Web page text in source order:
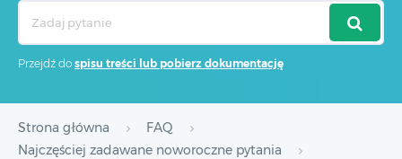
Przejdź do spisu treści lub pobierz dokumentację
Strona główna
FAQ
Najczęściej zadawane noworoczne pytania